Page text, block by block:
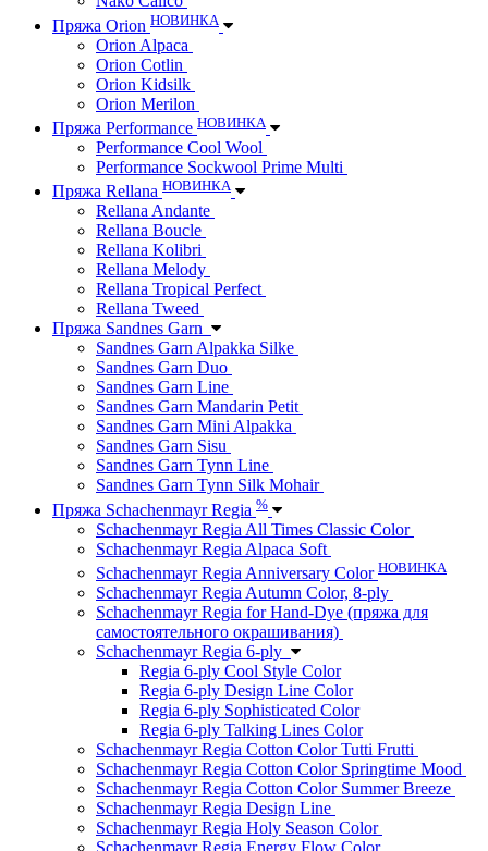
Пряжа Orion НОВИНКА
Orion Alpaca
Orion Cotlin
Orion Kidsilk
Orion Merilon
Пряжа Performance НОВИНКА
Performance Cool Wool
Performance Sockwool Prime Multi
Пряжа Rellana НОВИНКА
Rellana Andante
Rellana Boucle
Rellana Kolibri
Rellana Melody
Rellana Tropical Perfect
Rellana Tweed
Пряжа Sandnes Garn
Sandnes Garn Alpakka Silke
Sandnes Garn Duo
Sandnes Garn Line
Sandnes Garn Mandarin Petit
Sandnes Garn Mini Alpakka
Sandnes Garn Sisu
Sandnes Garn Tynn Line
Sandnes Garn Tynn Silk Mohair
Пряжа Schachenmayr Regia %
Schachenmayr Regia All Times Classic Color
Schachenmayr Regia Alpaca Soft
Schachenmayr Regia Anniversary Color НОВИНКА
Schachenmayr Regia Autumn Color, 8-ply
Schachenmayr Regia for Hand-Dye (пряжа для
самостоятельного окрашивания)
Schachenmayr Regia 6-ply
Regia 6-ply Cool Style Color
Regia 6-ply Design Line Color
Regia 6-ply Sophisticated Color
Regia 6-ply Talking Lines Color
Schachenmayr Regia Cotton Color Tutti Frutti
Schachenmayr Regia Cotton Color Springtime Mood
Schachenmayr Regia Cotton Color Summer Breeze
Schachenmayr Regia Design Line
Schachenmayr Regia Holy Season Color
Schachenmayr Regia Energy Flow Color